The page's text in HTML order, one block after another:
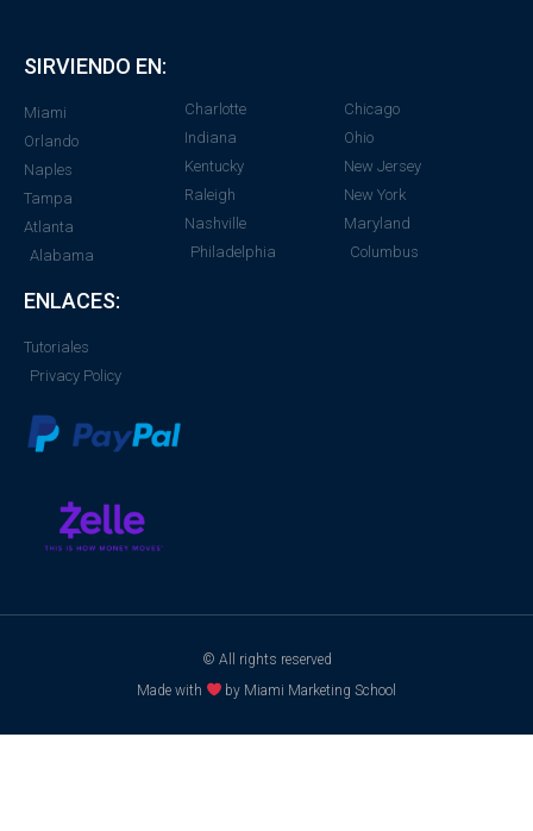
SIRVIENDO EN:
Miami
Orlando
Naples
Tampa
Atlanta
Alabama
ENLACES:
Tutoriales
Privacy Policy
Charlotte
Indiana
Kentucky
Raleigh
Nashville
Philadelphia
Chicago
Ohio
New Jersey
New York
Maryland
Columbus
© All rights reserved
Made with
by Miami Marketing School